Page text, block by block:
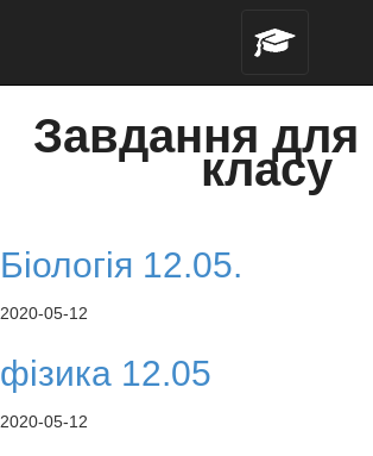
Завдання для
класу
Біологія 12.05.
2020-05-12
фізика 12.05
2020-05-12